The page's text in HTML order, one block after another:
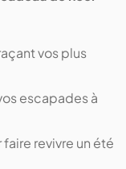
vos plus
escapades à
faire revivre un été